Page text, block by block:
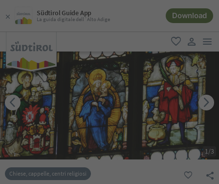
Südtirol Guide App
La guida digitale dell´Alto Adige Download
favoriti
user link
1/3
Chiese, cappelle, centri religiosi